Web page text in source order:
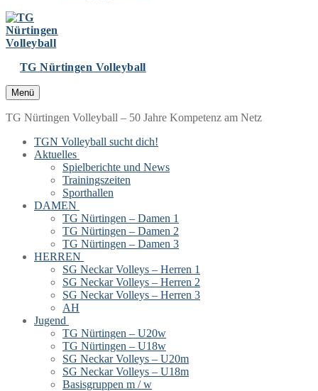
TG Nürtingen Volleyball
Menü
TG Nürtingen Volleyball – 50 Jahre Kompetenz am Netz
TGN Volleyball sucht dich!
Aktuelles
Spielberichte und News
Trainingszeiten
Sporthallen
DAMEN
TG Nürtingen – Damen 1
TG Nürtingen – Damen 2
TG Nürtingen – Damen 3
HERREN
SG Neckar Volleys – Herren 1
SG Neckar Volleys – Herren 2
SG Neckar Volleys – Herren 3
AH
Jugend
TG Nürtingen – U20w
TG Nürtingen – U18w
SG Neckar Volleys – U20m
SG Neckar Volleys – U18m
Basisgruppen m / w